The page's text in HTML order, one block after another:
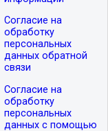
Согласие на
обработку
персональных
данных обратной
связи
Согласие на
обработку
персональных
данных с помощью